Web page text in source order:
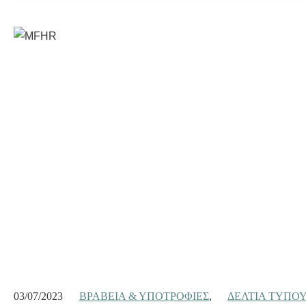
03/07/2023 ΒΡΑΒΕΊΑ & ΥΠΟΤΡΟΦΊΕΣ, ΔΕΛΤΊΑ